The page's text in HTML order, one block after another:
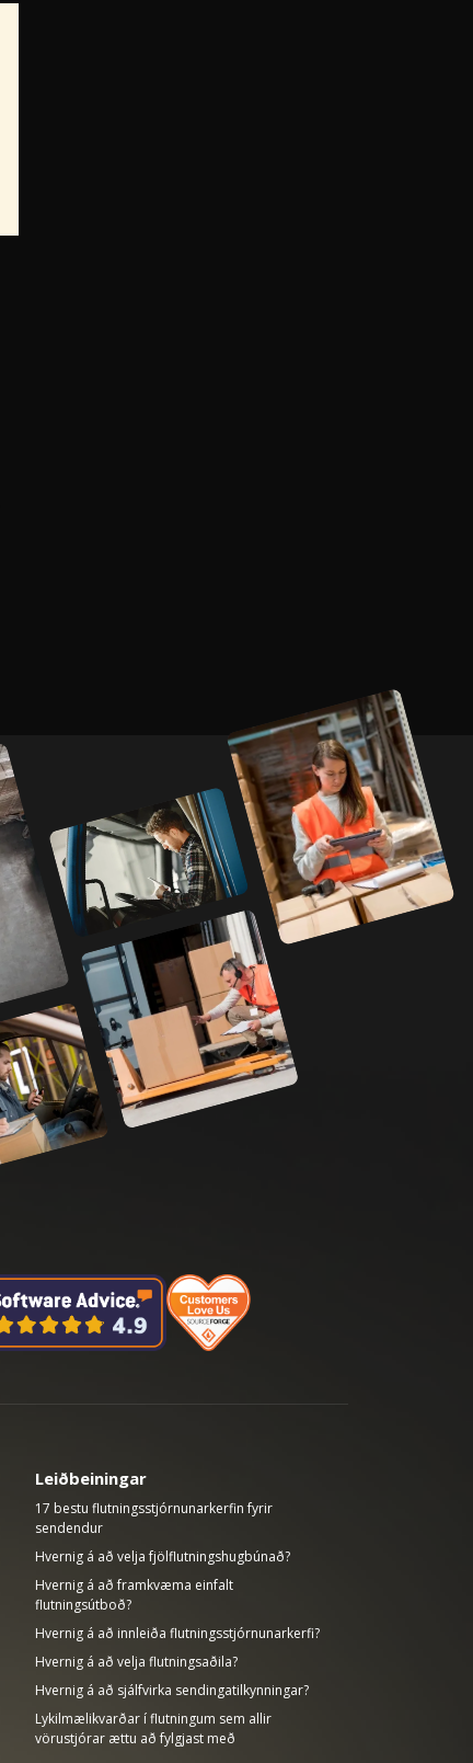
Leiðbeiningar
17 bestu flutningsstjórnunarkerfin fyrir
sendendur
Hvernig á að velja fjölflutningshugbúnað?
Hvernig á að framkvæma einfalt
flutningsútboð?
Hvernig á að innleiða flutningsstjórnunarkerfi?
Hvernig á að velja flutningsaðila?
Hvernig á að sjálfvirka sendingatilkynningar?
Lykilmælikvarðar í flutningum sem allir
vörustjórar ættu að fylgjast með